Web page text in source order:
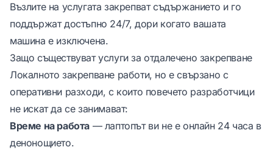
Възлите на услугата закрепват съдържанието и го
поддържат достъпно 24/7, дори когато вашата
машина е изключена.
Защо съществуват услуги за отдалечено закрепване
Локалното закрепване работи, но е свързано с
оперативни разходи, с които повечето разработчици
не искат да се занимават:
Време на работа — лаптопът ви не е онлайн 24 часа в
денонощието.